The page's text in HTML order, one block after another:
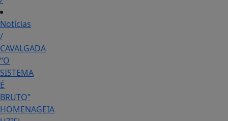
Notícias
/
CAVALGADA
“O
SISTEMA
É
BRUTO”
HOMENAGEIA